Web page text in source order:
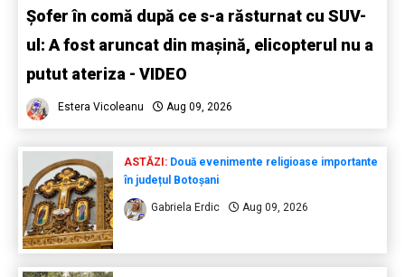
Șofer în comă după ce s-a răsturnat cu SUV-
ul: A fost aruncat din mașină, elicopterul nu a
putut ateriza - VIDEO
Estera Vicoleanu Aug 09, 2026
ASTĂZI:Două evenimente religioase importante
în județul Botoșani
Gabriela Erdic Aug 09, 2026